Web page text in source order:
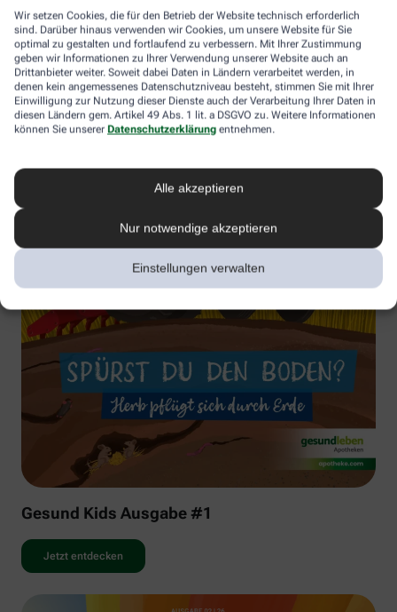
Wir setzen Cookies, die für den Betrieb der Website technisch erforderlich
sind. Darüber hinaus verwenden wir Cookies, um unsere Website für Sie
optimal zu gestalten und fortlaufend zu verbessern. Mit Ihrer Zustimmung
geben wir Informationen zu Ihrer Verwendung unserer Website auch an
Drittanbieter weiter. Soweit dabei Daten in Ländern verarbeitet werden, in
denen kein angemessenes Datenschutzniveau besteht, stimmen Sie mit Ihrer
Einwilligung zur Nutzung dieser Dienste auch der Verarbeitung Ihrer Daten in
diesen Ländern gem. Artikel 49 Abs. 1 lit. a DSGVO zu. Weitere Informationen
können Sie unserer Datenschutzerklärung entnehmen.
Alle akzeptieren
Nur notwendige akzeptieren
Einstellungen verwalten
Gesund Kids Ausgabe #1
Jetzt entdecken